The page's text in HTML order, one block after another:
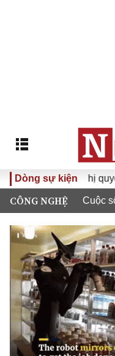
Dòng sự kiện
Đưa Nghị quyết
CÔNG NGHỆ Cuộc